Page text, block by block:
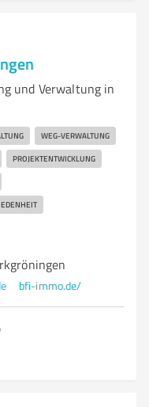
und Verwaltung in
WEG-VERWALTUNG
PROJEKTENTWICKLUNG
bfi-immo.de/